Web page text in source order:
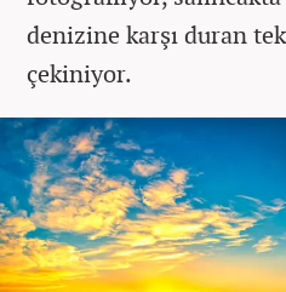
denizine karşı duran
çekiniyor.